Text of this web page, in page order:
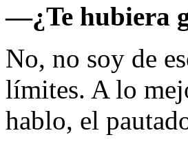
—¿Te hubiera
No, no soy de
límites. A lo
hablo, el